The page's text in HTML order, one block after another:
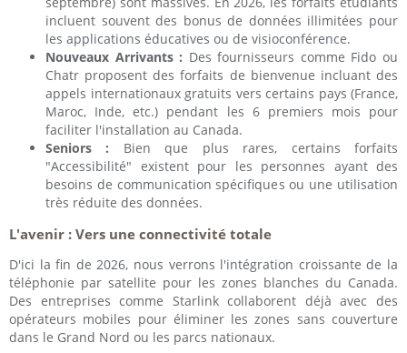
incluent souvent des bonus de données illimitées pour
les applications éducatives ou de visioconférence.
Nouveaux Arrivants : Des fournisseurs comme Fido ou
Chatr proposent des forfaits de bienvenue incluant des
appels internationaux gratuits vers certains pays (France,
Maroc, Inde, etc.) pendant les 6 premiers mois pour
faciliter l'installation au Canada.
Seniors : Bien que plus rares, certains forfaits
"Accessibilité" existent pour les personnes ayant des
besoins de communication spécifiques ou une utilisation
très réduite des données.
L'avenir : Vers une connectivité totale
D'ici la fin de 2026, nous verrons l'intégration croissante de la
téléphonie par satellite pour les zones blanches du Canada.
Des entreprises comme Starlink collaborent déjà avec des
opérateurs mobiles pour éliminer les zones sans couverture
dans le Grand Nord ou les parcs nationaux.